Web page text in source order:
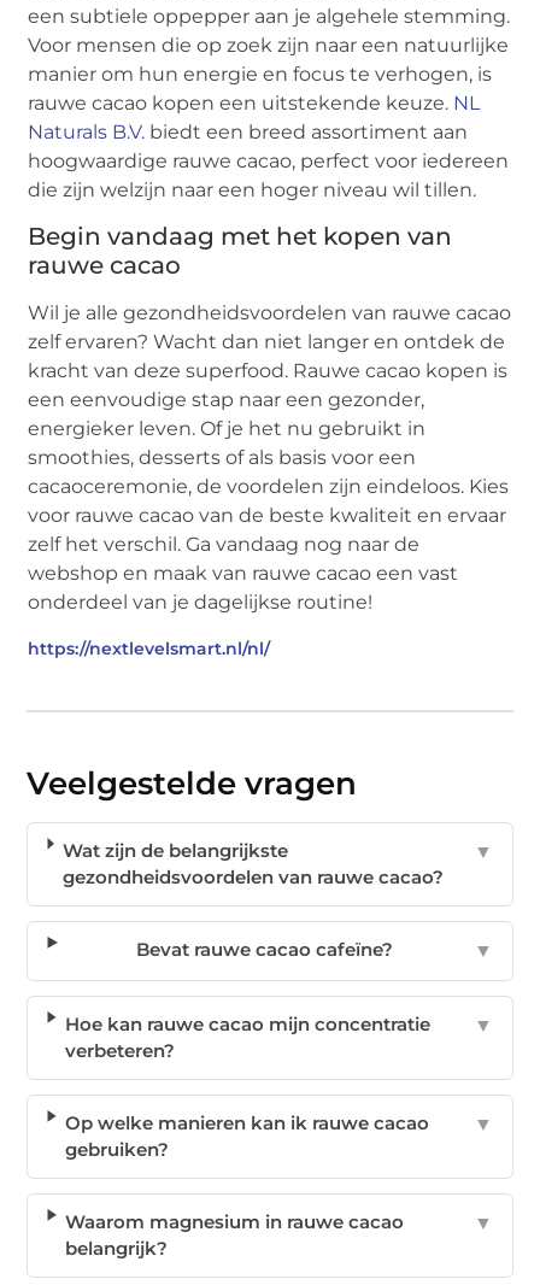
een subtiele oppepper aan je algehele stemming.
Voor mensen die op zoek zijn naar een natuurlijke
manier om hun energie en focus te verhogen, is
rauwe cacao kopen een uitstekende keuze. NL
Naturals B.V. biedt een breed assortiment aan
hoogwaardige rauwe cacao, perfect voor iedereen
die zijn welzijn naar een hoger niveau wil tillen.
Begin vandaag met het kopen van
rauwe cacao
Wil je alle gezondheidsvoordelen van rauwe cacao
zelf ervaren? Wacht dan niet langer en ontdek de
kracht van deze superfood. Rauwe cacao kopen is
een eenvoudige stap naar een gezonder,
energieker leven. Of je het nu gebruikt in
smoothies, desserts of als basis voor een
cacaoceremonie, de voordelen zijn eindeloos. Kies
voor rauwe cacao van de beste kwaliteit en ervaar
zelf het verschil. Ga vandaag nog naar de
webshop en maak van rauwe cacao een vast
onderdeel van je dagelijkse routine!
https://nextlevelsmart.nl/nl/
Veelgestelde vragen
Wat zijn de belangrijkste
gezondheidsvoordelen van rauwe cacao?
▼
Bevat rauwe cacao cafeïne? ▼
Hoe kan rauwe cacao mijn concentratie
verbeteren?
▼
Op welke manieren kan ik rauwe cacao
gebruiken?
▼
Waarom magnesium in rauwe cacao
belangrijk?
▼